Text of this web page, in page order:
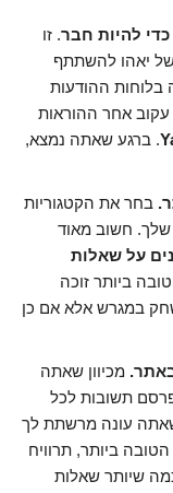
. זו
יאהו להשתתף
בלוחות ההודעות
אחר ההוראות
. ברגע שאתה נמצא,
בחר את הקטגוריות
חשוב מאוד
על שאלות
ביותר זוכה
במגרש אלא אם כן
מכיוון שאתה
תשובות לכל
עונה מרשתת לך
ביותר, תרוויח
שיותר שאלות